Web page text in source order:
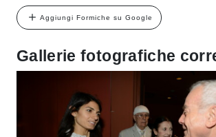
Aggiungi Formiche su Google
Gallerie fotografiche